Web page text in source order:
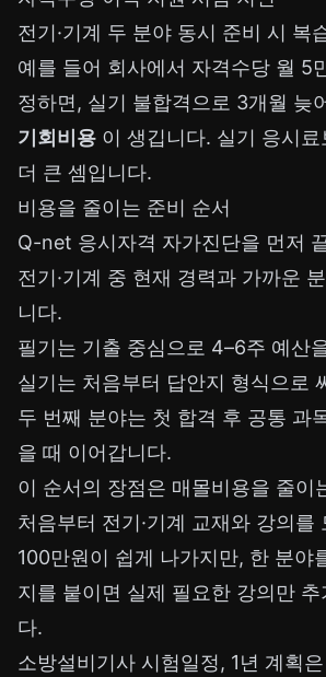
전기·기계 두 분야 동시 준비 시 복
예를 들어 회사에서 자격수당 월 5
정하면, 실기 불합격으로 3개월 늦
기회비용 이 생깁니다. 실기 응시
더 큰 셈입니다.
비용을 줄이는 준비 순서
Q-net 응시자격 자가진단을 먼저
전기·기계 중 현재 경력과 가까운
니다.
필기는 기출 중심으로 4–6주 예산
실기는 처음부터 답안지 형식으로
두 번째 분야는 첫 합격 후 공통 과
을 때 이어갑니다.
이 순서의 장점은 매몰비용을 줄이
처음부터 전기·기계 교재와 강의를
100만원이 쉽게 나가지만, 한 분야
지를 붙이면 실제 필요한 강의만 추
다.
소방설비기사 시험일정, 1년 계획